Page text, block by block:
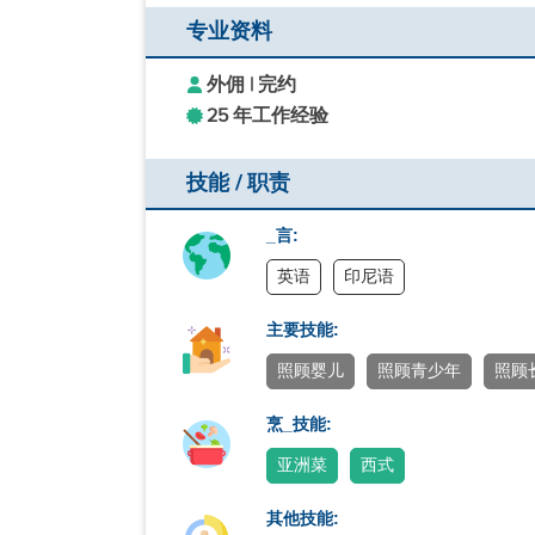
专业资料
外佣 | 完约
25 年工作经验
技能 / 职责
_言:
英语 印尼语
主要技能:
照顾婴儿 照顾青少年 照顾
烹_技能:
亚洲菜 西式
其他技能: